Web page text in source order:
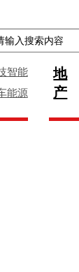
智能
能源
地
产